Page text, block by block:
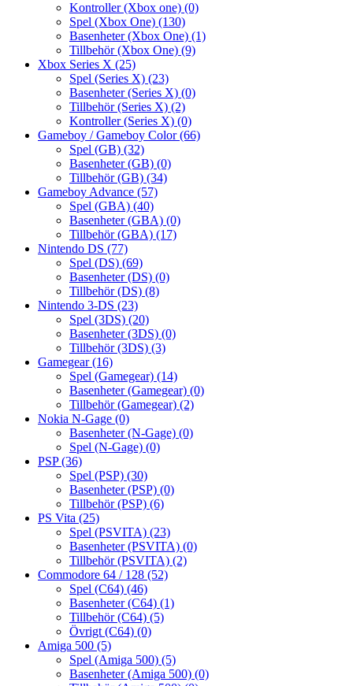
Kontroller (Xbox one) (0)
Spel (Xbox One) (130)
Basenheter (Xbox One) (1)
Tillbehör (Xbox One) (9)
Xbox Series X (25)
Spel (Series X) (23)
Basenheter (Series X) (0)
Tillbehör (Series X) (2)
Kontroller (Series X) (0)
Gameboy / Gameboy Color(66)
Spel (GB) (32)
Basenheter (GB) (0)
Tillbehör (GB) (34)
Gameboy Advance (57)
Spel (GBA) (40)
Basenheter (GBA) (0)
Tillbehör (GBA) (17)
Nintendo DS (77)
Spel (DS) (69)
Basenheter (DS) (0)
Tillbehör (DS) (8)
Nintendo 3-DS (23)
Spel (3DS) (20)
Basenheter (3DS) (0)
Tillbehör (3DS) (3)
Gamegear(16)
Spel (Gamegear) (14)
Basenheter (Gamegear) (0)
Tillbehör (Gamegear) (2)
Nokia N-Gage (0)
Basenheter (N-Gage) (0)
Spel (N-Gage) (0)
PSP(36)
Spel (PSP) (30)
Basenheter (PSP) (0)
Tillbehör (PSP) (6)
PS Vita (25)
Spel (PSVITA) (23)
Basenheter (PSVITA) (0)
Tillbehör (PSVITA) (2)
Commodore 64 / 128 (52)
Spel (C64) (46)
Basenheter (C64) (1)
Tillbehör (C64) (5)
Övrigt (C64) (0)
Amiga 500 (5)
Spel (Amiga 500) (5)
Basenheter (Amiga 500) (0)